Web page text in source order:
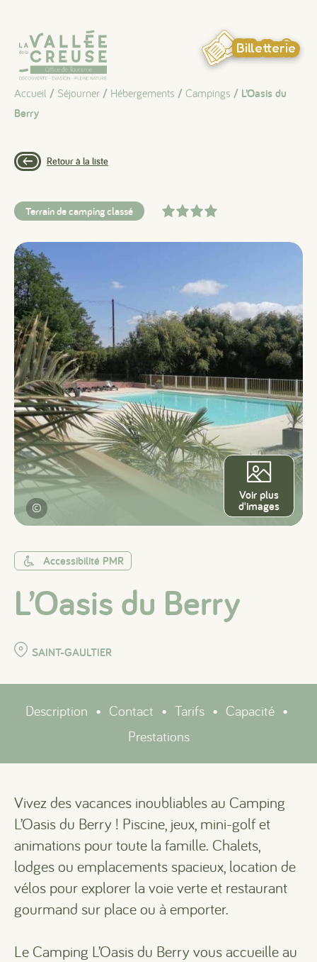
Billetterie
Accueil / Séjourner / Hébergements / Campings / L’Oasis du
Berry
Retour à la liste
Terrain de camping classé
©
Voir plus
d'images
Accessibilité PMR
L’Oasis du Berry
SAINT-GAULTIER
Description • Contact • Tarifs • Capacité •
Prestations
Vivez des vacances inoubliables au Camping
L’Oasis du Berry ! Piscine, jeux, mini-golf et
animations pour toute la famille. Chalets,
lodges ou emplacements spacieux, location de
vélos pour explorer la voie verte et restaurant
gourmand sur place ou à emporter.
Le Camping L’Oasis du Berry vous accueille au